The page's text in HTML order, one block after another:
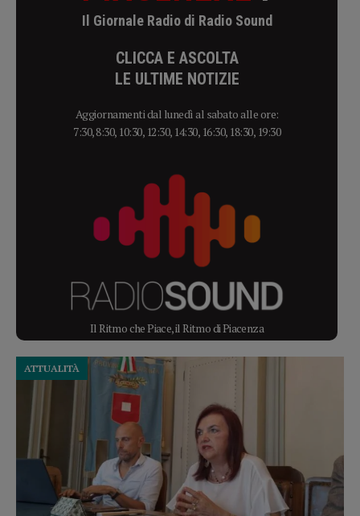
Il Giornale Radio di Radio Sound
CLICCA E ASCOLTA
LE ULTIME NOTIZIE
Aggiornamenti dal lunedì al sabato alle ore:
7:30, 8:30, 10:30, 12:30, 14:30, 16:30, 18:30, 19:30
Il Ritmo che Piace, il Ritmo di Piacenza
ATTUALITÀ